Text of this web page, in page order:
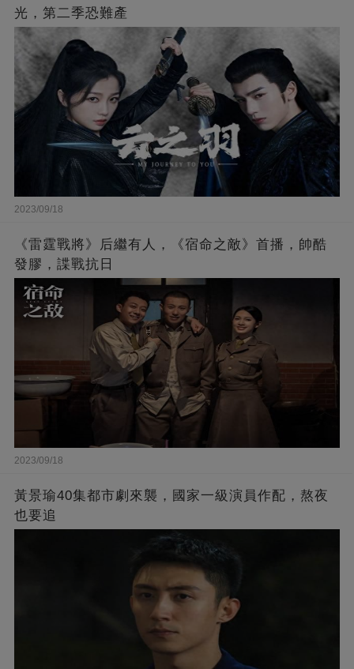
光，第二季恐難產
2023/09/18
《雷霆戰將》后繼有人，《宿命之敵》首播，帥酷
發膠，諜戰抗日
2023/09/18
黃景瑜40集都市劇來襲，國家一級演員作配，熬夜
也要追